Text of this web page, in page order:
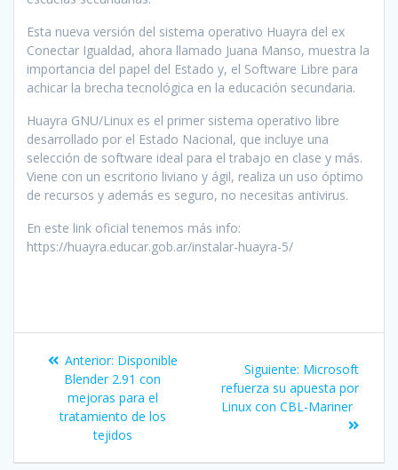
Esta nueva versión del sistema operativo Huayra del ex
Conectar Igualdad, ahora llamado Juana Manso, muestra la
importancia del papel del Estado y, el Software Libre para
achicar la brecha tecnológica en la educación secundaria.
Huayra GNU/Linux es el primer sistema operativo libre
desarrollado por el Estado Nacional, que incluye una
selección de software ideal para el trabajo en clase y más.
Viene con un escritorio liviano y ágil, realiza un uso óptimo
de recursos y además es seguro, no necesitas antivirus.
En este link oficial tenemos más info:
https://huayra.educar.gob.ar/instalar-huayra-5/
Anterior: Disponible
Blender 2.91 con
mejoras para el
tratamiento de los
tejidos
Siguiente: Microsoft
refuerza su apuesta por
Linux con CBL-Mariner